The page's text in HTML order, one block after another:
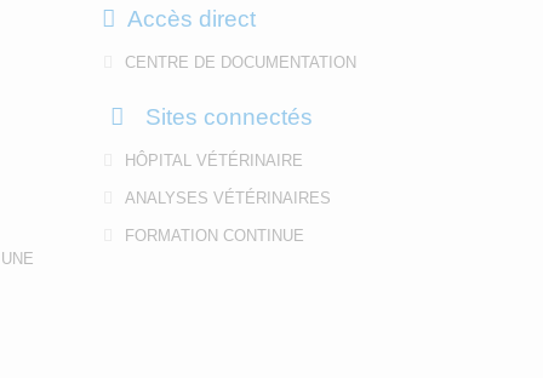
Accès direct
CENTRE DE DOCUMENTATION
Sites connectés
HÔPITAL VÉTÉRINAIRE
ANALYSES VÉTÉRINAIRES
FORMATION CONTINUE